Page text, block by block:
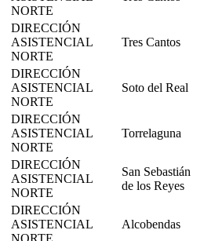
NORTE
DIRECCIÓN
ASISTENCIAL
NORTE
Tres Cantos
DIRECCIÓN
ASISTENCIAL
NORTE
Soto del Real
DIRECCIÓN
ASISTENCIAL
NORTE
Torrelaguna
DIRECCIÓN
ASISTENCIAL
NORTE
San Sebastián
de los Reyes
DIRECCIÓN
ASISTENCIAL
Alcobendas